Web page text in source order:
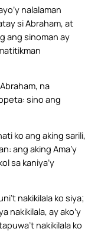
nalalaman
si Abraham, at
ang sinoman ay
na
sino ang
ko ang aking sarili,
ang aking Ama’y
sa kaniya’y
nakikilala ko siya;
nakikilala, ay ako’y
nakikilala ko